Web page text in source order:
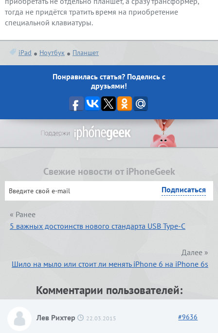
тогда не придётся тратить время на приобретение
специальной клавиатуры.
iPad Ноутбук Планшет
Понравилась статья? Поделись с
друзьями!
Свежие новости от iPhoneGeek
« Ранее
5 важных достоинств нового стандарта USB Type-C
Далее »
Шило на мыло или стоит ли менять iPhone 6 на iPhone 6s
Комментарии пользователей:
Лев Рихтер 22.03.2015 #9636